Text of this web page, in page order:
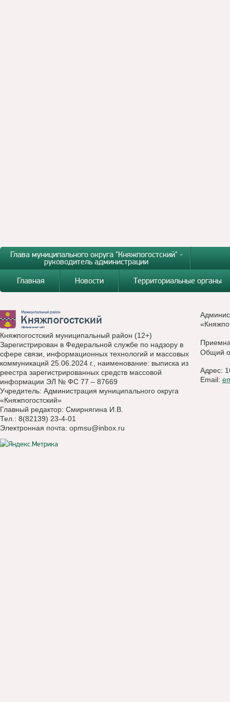
Глава муниципального округа "Княжпогостский" -
руководитель администрации
Главная
Новости Территориальные органы
Княжпогостский муниципальный район (12+)
Зарегистрирован в Федеральной службе по надзору в
сфере связи, информационных технологий и массовых
коммуникаций 25.06.2024 г., наименование: выписка из
реестра зарегистрированных средств массовой
информации ЭЛ № ФС 77 – 87669
Учредитель: Администрация муниципального округа
«Княжпогостский»
Главный редактор: Смирнягина И.В.
Тел.: 8(82139) 23-4-01
Электронная почта: opmsu@inbox.ru
Общий
Адрес:
Email: